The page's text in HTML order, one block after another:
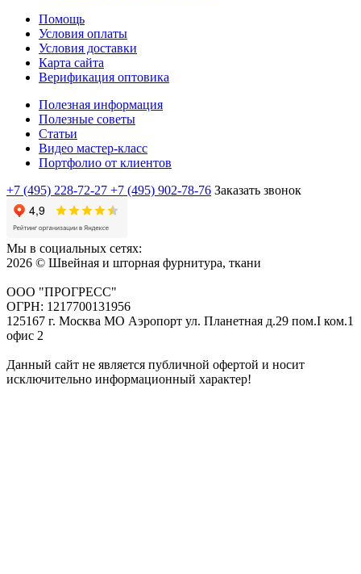
Помощь
Условия оплаты
Условия доставки
Карта сайта
Верификация оптовика
Полезная информация
Полезные советы
Статьи
Видео мастер-класс
Портфолио от клиентов
+7 (495) 228-72-27 +7 (495) 902-78-76 Заказать звонок
Мы в социальных сетях:
2026 © Швейная и шторная фурнитура, ткани
ООО "ПРОГРЕСС"
ОГРН: 1217700131956
125167 г. Москва МО Аэропорт ул. Планетная д.29 пом.I ком.1
офис 2
Данный сайт не является публичной офертой и носит
исключительно информационный характер!